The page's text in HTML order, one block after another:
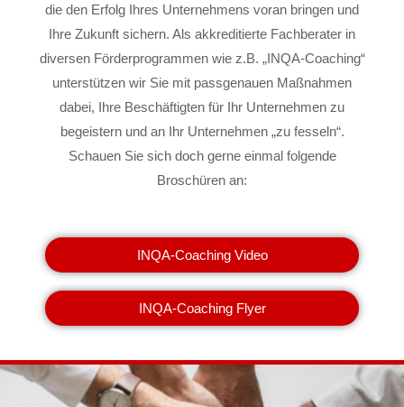
die den Erfolg Ihres Unternehmens voran bringen und
Ihre Zukunft sichern. Als akkreditierte Fachberater in
diversen Förderprogrammen wie z.B. „INQA-Coaching“
unterstützen wir Sie mit passgenauen Maßnahmen
dabei, Ihre Beschäftigten für Ihr Unternehmen zu
begeistern und an Ihr Unternehmen „zu fesseln“.
Schauen Sie sich doch gerne einmal folgende
Broschüren an:
INQA-Coaching Video
INQA-Coaching Flyer